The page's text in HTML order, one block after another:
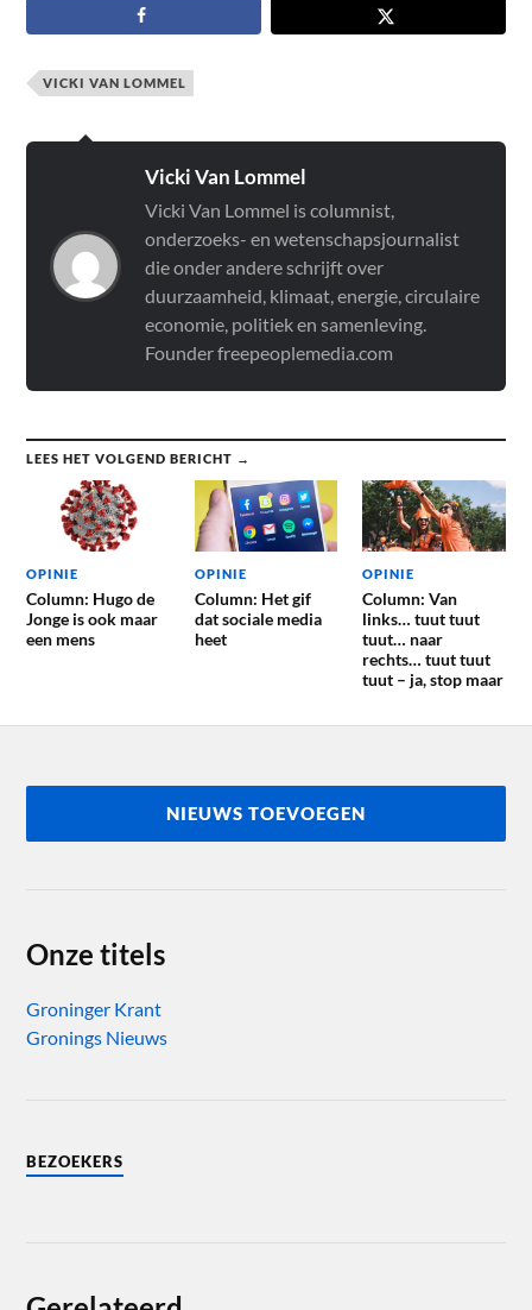
VICKI VAN LOMMEL
Vicki Van Lommel
Vicki Van Lommel is columnist,
onderzoeks- en wetenschapsjournalist
die onder andere schrijft over
duurzaamheid, klimaat, energie, circulaire
economie, politiek en samenleving.
Founder freepeoplemedia.com
LEES HET VOLGEND BERICHT →
OPINIE
Column: Hugo de
Jonge is ook maar
een mens
OPINIE
Column: Het gif
dat sociale media
heet
OPINIE
Column: Van
links… tuut tuut
tuut… naar
rechts… tuut tuut
tuut – ja, stop maar
NIEUWS TOEVOEGEN
Onze titels
Groninger Krant
Gronings Nieuws
BEZOEKERS